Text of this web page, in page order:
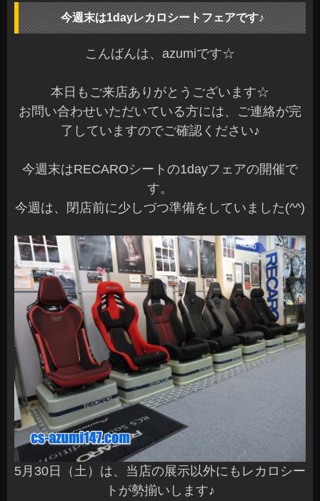
今週末は1dayレカロシートフェアです♪
こんばんは、azumiです☆
本日もご来店ありがとうございます☆
お問い合わせいただいている方には、ご連絡が完
了していますのでご確認ください♪
今週末はRECAROシートの1dayフェアの開催で
す。
今週は、閉店前に少しづつ準備をしていました(^^)
5月30日（土）は、当店の展示以外にもレカロシー
トが勢揃いします♪